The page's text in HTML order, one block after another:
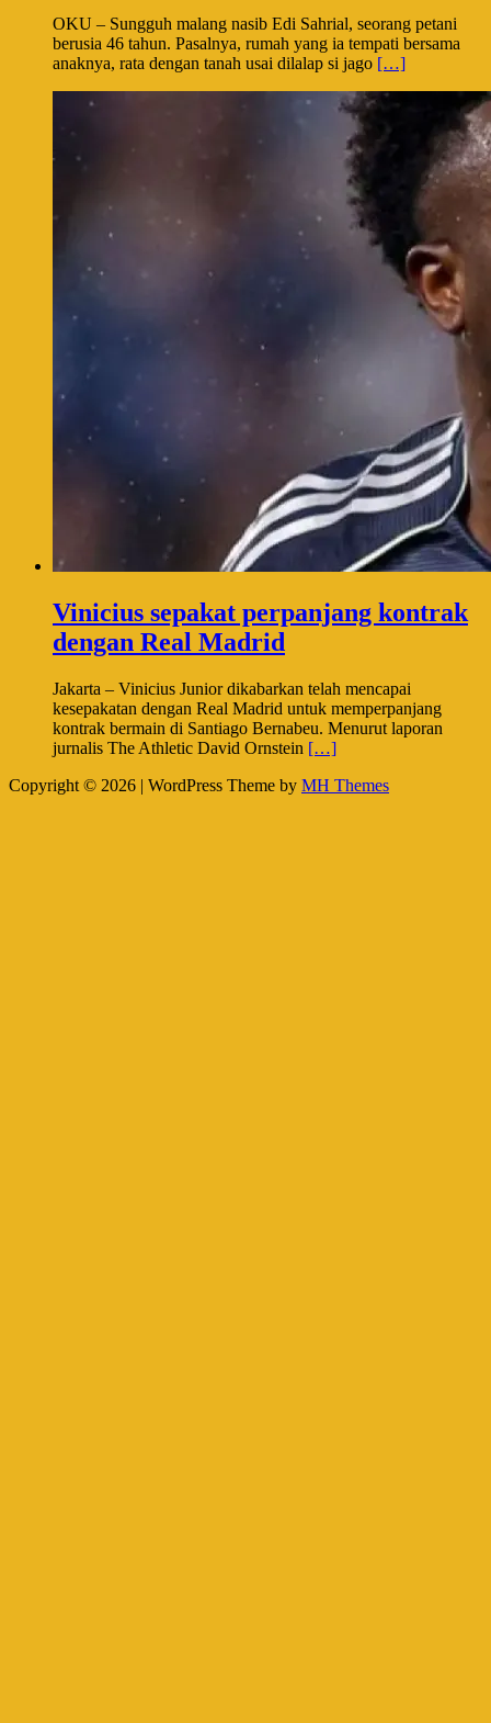
OKU – Sungguh malang nasib Edi Sahrial, seorang petani
berusia 46 tahun. Pasalnya, rumah yang ia tempati bersama
anaknya, rata dengan tanah usai dilalap si jago […]
Vinicius sepakat perpanjang kontrak
dengan Real Madrid
Jakarta – Vinicius Junior dikabarkan telah mencapai
kesepakatan dengan Real Madrid untuk memperpanjang
kontrak bermain di Santiago Bernabeu. Menurut laporan
jurnalis The Athletic David Ornstein […]
Copyright © 2026 | WordPress Theme by MH Themes